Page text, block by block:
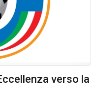
verso la